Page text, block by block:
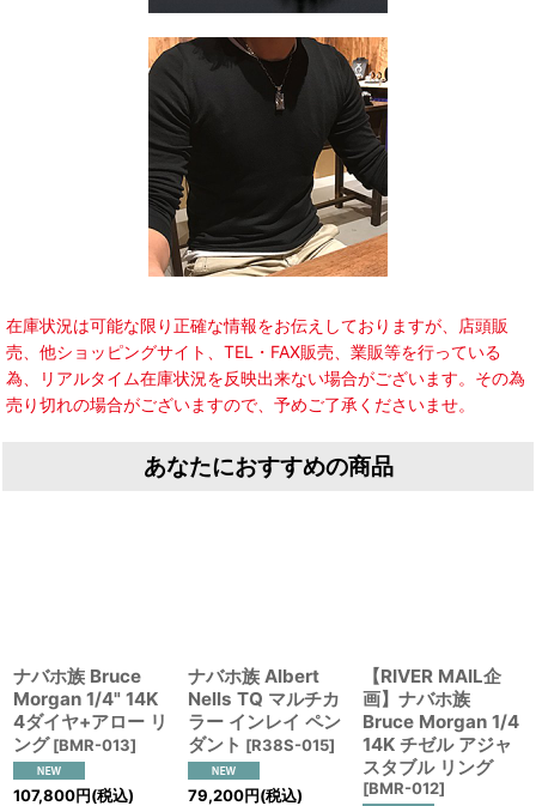
在庫状況は可能な限り正確な情報をお伝えしておりますが、店頭販
売、他ショッピングサイト、TEL・FAX販売、業販等を行っている
為、リアルタイム在庫状況を反映出来ない場合がございます。その為
売り切れの場合がございますので、予めご了承くださいませ。
あなたにおすすめの商品
ナバホ族 Bruce
Morgan 1/4" 14K
4ダイヤ+アロー リ
ング [BMR-013]
107,800円(税込)
ナバホ族 Albert
Nells TQ マルチカ
ラー インレイ ペン
ダント [R38S-015]
79,200円(税込)
【RIVER MAIL企
画】ナバホ族
Bruce Morgan 1/4
14K チゼル アジャ
スタブル リング
[BMR-012]